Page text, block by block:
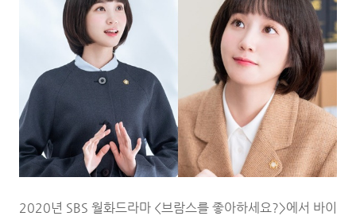
2020년 SBS 월화드라마 <브람스를 좋아하세요?>에서 바이